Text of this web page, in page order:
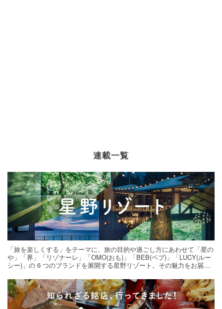
連載一覧
「旅を楽しくする」をテーマに、旅の目的や過ごし方にあわせて「星の
や」「界」「リゾナーレ」「OMO(おも)」「BEB(ベブ)」「LUCY(ルー
シー)」の 6 つのブランドを展開する星野リゾート。その魅力をお届け